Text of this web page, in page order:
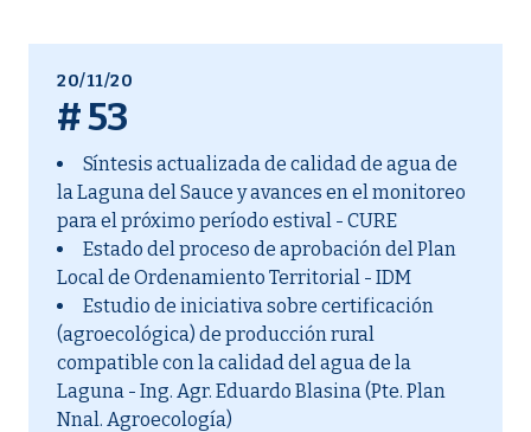
20/11/20
#53
Síntesis actualizada de calidad de agua de
la Laguna del Sauce y avances en el monitoreo
para el próximo período estival - CURE
Estado del proceso de aprobación del Plan
Local de Ordenamiento Territorial - IDM
Estudio de iniciativa sobre certificación
(agroecológica) de producción rural
compatible con la calidad del agua de la
Laguna - Ing. Agr. Eduardo Blasina (Pte. Plan
Nnal. Agroecología)